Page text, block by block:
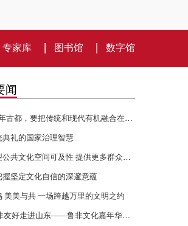
专家库 图书馆 数字馆
闻
典礼的国家治理智慧
握坚定文化自信的深邃意蕴
美美与共 一场跨越万里的文明之约